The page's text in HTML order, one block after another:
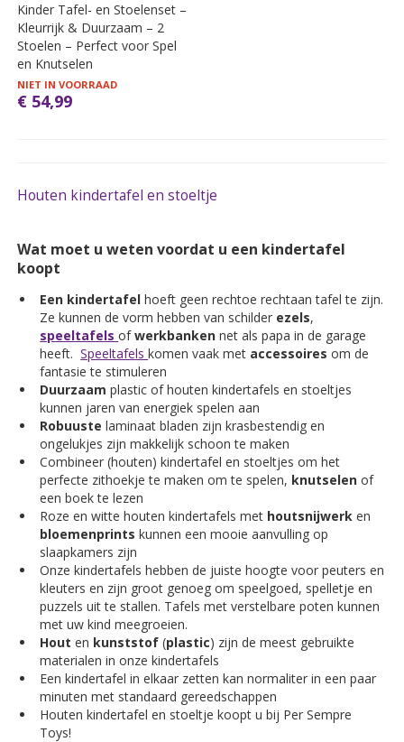
Kinder Tafel- en Stoelenset –
Kleurrijk & Duurzaam – 2
Stoelen – Perfect voor Spel
en Knutselen
NIET IN VOORRAAD
€ 54,99
Houten kindertafel en stoeltje
Wat moet u weten voordat u een kindertafel
koopt
Een kindertafelhoeft geen rechtoe rechtaan tafel te zijn.
Ze kunnen de vorm hebben van schilder ezels,
speeltafelsofwerkbankennet als papa in de garage
heeft.Speeltafelskomen vaak met accessoiresom de
fantasie te stimuleren
Duurzaamplastic of houten kindertafels en stoeltjes
kunnen jaren van energiek spelen aan
Robuustelaminaat bladen zijn krasbestendig en
ongelukjes zijn makkelijk schoon te maken
Combineer (houten) kindertafel en stoeltjes om het
perfecte zithoekje te maken om te spelen, knutselenof
een boek te lezen
Roze en witte houten kindertafels met houtsnijwerken
bloemenprintskunnen een mooie aanvulling op
slaapkamers zijn
Onze kindertafels hebben de juiste hoogte voor peuters en
kleuters en zijn groot genoeg om speelgoed, spelletje en
puzzels uit te stallen. Tafels met verstelbare poten kunnen
met uw kind meegroeien.
Houten kunststof(plastic) zijn de meest gebruikte
materialen in onze kindertafels
Een kindertafel in elkaar zetten kan normaliter in een paar
minuten met standaard gereedschappen
Houten kindertafel en stoeltje koopt u bij Per Sempre
Toys!